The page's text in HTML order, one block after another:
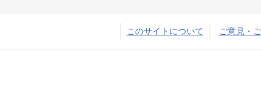
このサイトについて ご意見・